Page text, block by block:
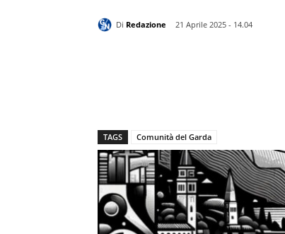
Di Redazione
21 Aprile 2025 - 14.04
TAGS Comunità del Garda